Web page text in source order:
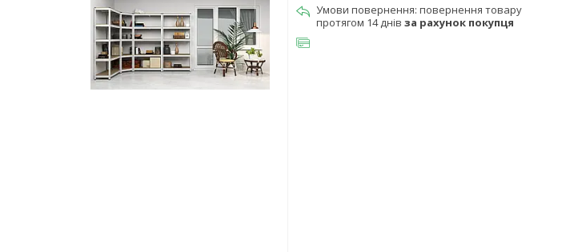
повернення товару
протягом 14 днів за рахунок покупця